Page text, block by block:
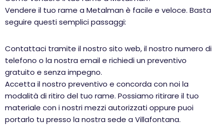
Vendere il tuo rame a Metalman è facile e veloce. Basta
seguire questi semplici passaggi:
Contattaci tramite il nostro sito web, il nostro numero di
telefono o la nostra email e richiedi un preventivo
gratuito e senza impegno.
Accetta il nostro preventivo e concorda con noi la
modalità di ritiro del tuo rame. Possiamo ritirare il tuo
materiale con i nostri mezzi autorizzati oppure puoi
portarlo tu presso la nostra sede a Villafontana.